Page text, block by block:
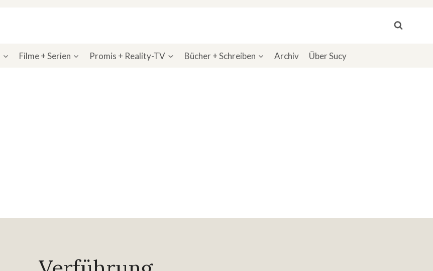
Filme + Serien Promis + Reality-TV Bücher + Schreiben Archiv Über Sucy